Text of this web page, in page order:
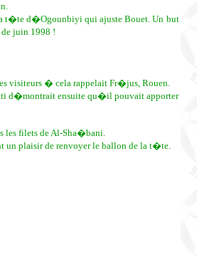
t�te d�Ogounbiyi qui ajuste Bouet. Un but
juin 1998 !
visiteurs � cela rappelait Fr�jus, Rouen.
d�montrait ensuite qu�il pouvait apporter
les filets de Al-Sha�bani.
un plaisir de renvoyer le ballon de la t�te.